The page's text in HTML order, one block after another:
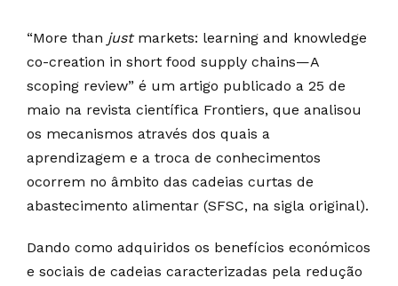
“More than justmarkets: learning and knowledge
co-creation in short food supply chains—A
scoping review” é um artigo publicado a 25 de
maio na revista científica Frontiers, que analisou
os mecanismos através dos quais a
aprendizagem e a troca de conhecimentos
ocorrem no âmbito das cadeias curtas de
abastecimento alimentar (SFSC, na sigla original).
Dando como adquiridos os benefícios económicos
e sociais de cadeias caracterizadas pela redução